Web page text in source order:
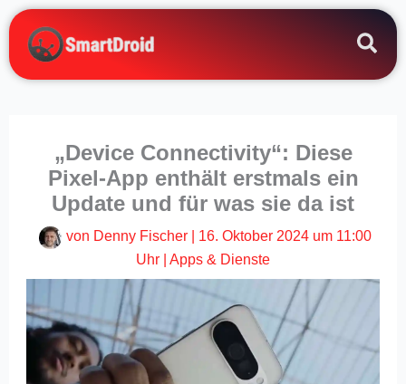
Zum
Inhalt
springen
„Device Connectivity“: Diese
Pixel-App enthält erstmals ein
Update und für was sie da ist
von Denny Fischer
16. Oktober 2024 um 11:00
Uhr
Apps & Dienste